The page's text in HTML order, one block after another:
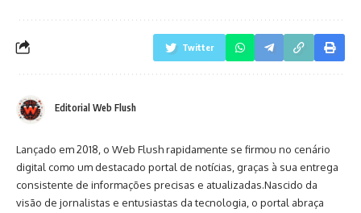
Twitter
Editorial Web Flush
Lançado em 2018, o Web Flush rapidamente se firmou no cenário
digital como um destacado portal de notícias, graças à sua entrega
consistente de informações precisas e atualizadas.Nascido da
visão de jornalistas e entusiastas da tecnologia, o portal abraça